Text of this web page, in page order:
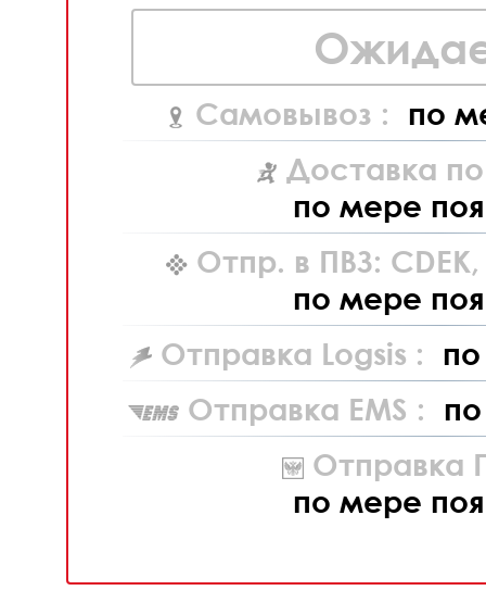
Самовывоз : по
Доставка
по мере
Отпр. в ПВЗ: CDEK,
по мере
Отправка Logsis :
Отправка EMS :
Отправка
по мере